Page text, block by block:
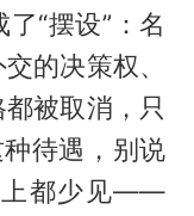
“摆设”：名
的决策权、
被取消，只
待遇，别说
上都少见——